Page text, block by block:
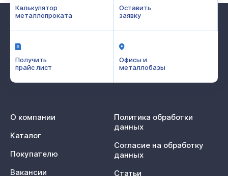
Калькулятор
металлопроката
Оставить
заявку
Получить
прайс лист
Офисы и
металлобазы
О компании
Каталог
Покупателю
Вакансии
Политика обработки
данных
Согласие на обработку
данных
Статьи